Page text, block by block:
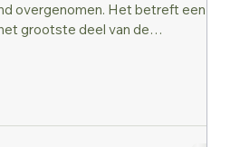
overgenomen. Het betreft een
grootste deel van de
bij, nadat zij vorige maand